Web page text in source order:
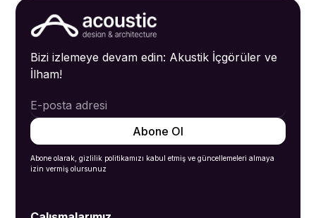
Bizi izlemeye devam edin: Akustik İçgörüler ve
İlham!
Abone olarak, gizlilik politikamızı kabul etmiş ve güncellemeleri almaya
izin vermiş olursunuz